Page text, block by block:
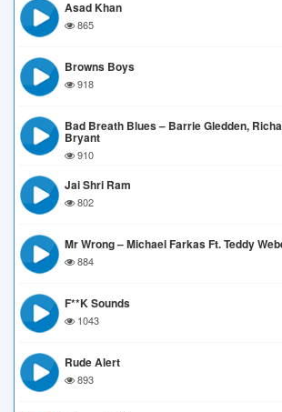
Asad Khan
865
Browns Boys
918
Bad Breath Blues – Barrie Gledden,
Bryant
910
Jai Shri Ram
802
Mr Wrong – Michael Farkas Ft. Teddy
884
F**k Sounds
1043
Rude Alert
893